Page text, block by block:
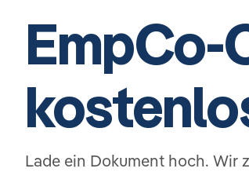
EmpCo-
Lade ein Dokument hoch. Wir